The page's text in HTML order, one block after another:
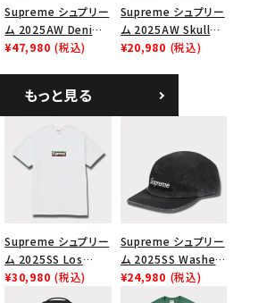
Supreme シュプリー
ム 2025AW Denim
Backpack デニム バ
¥47,980 (税込)
Supreme シュプリー
ム 2025AW Skull
Tee スカル Tシャ
¥20,980 (税込)
もっと見る
Supreme シュプリー
ム 2025SS Los
Angeles Fire Relief
Box Logo Tee ファ
¥30,980 (税込)
Supreme シュプリー
ム 2025SS Washed
Chino Twill Camp
Cap ウォッシュチノツ
¥24,980 (税込)